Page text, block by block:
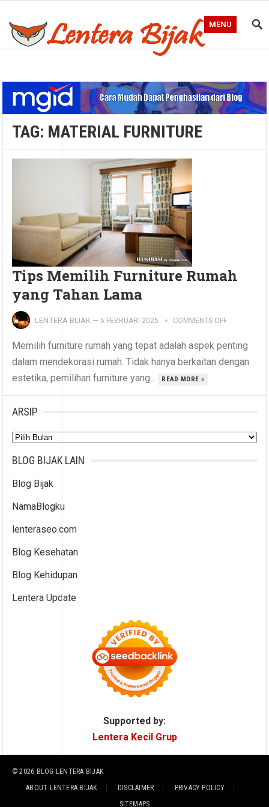
MENU
TAG: MATERIAL FURNITURE
Tips Memilih Furniture Rumah
yang Tahan Lama
LENTERA BIJAK — 6 FEBRUARI 2025 COMMENTS OFF
Memilih furniture rumah yang tepat adalah aspek penting
dalam mendekorasi rumah. Tidak hanya berkaitan dengan
estetika, pemilihan furniture yang...
READ MORE »
ARSIP
Arsip
BLOG BIJAK LAIN
Blog Bijak
NamaBlogku
lenteraseo.com
Blog Kesehatan
Blog Kehidupan
Lentera Update
Supported by:
Lentera Kecil Grup
© 2026 BLOG LENTERA BIJAK
ABOUT LENTERA BIJAK
DISCLAIMER
PRIVACY POLICY
SITEMAPS